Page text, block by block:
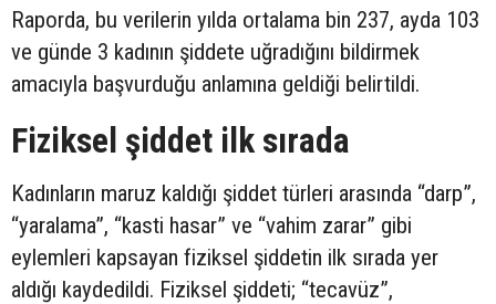
Raporda, bu verilerin yılda ortalama bin 237, ayda 103
ve günde 3 kadının şiddete uğradığını bildirmek
amacıyla başvurduğu anlamına geldiği belirtildi.
Fiziksel şiddet ilk sırada
Kadınların maruz kaldığı şiddet türleri arasında “darp”,
“yaralama”, “kasti hasar” ve “vahim zarar” gibi
eylemleri kapsayan fiziksel şiddetin ilk sırada yer
aldığı kaydedildi. Fiziksel şiddeti; “tecavüz”,